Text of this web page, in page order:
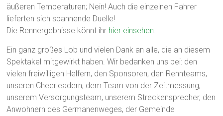
äußeren Temperaturen; Nein! Auch die einzelnen Fahrer
lieferten sich spannende Duelle!
Die Rennergebnisse könnt ihr hier einsehen.
Ein ganz großes Lob und vielen Dank an alle, die an diesem
Spektakel mitgewirkt haben. Wir bedanken uns bei: den
vielen freiwilligen Helfern, den Sponsoren, den Rennteams,
unseren Cheerleadern, dem Team von der Zeitmessung,
unserem Versorgungsteam, unserem Streckensprecher, den
Anwohnern des Germanenweges, der Gemeinde